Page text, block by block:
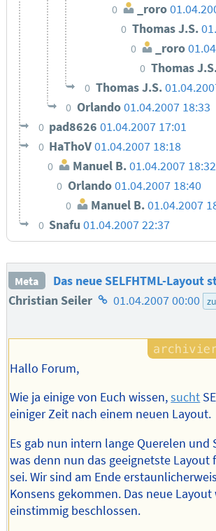
0 _roro
0 Thomas J.S.
0 _roro
0 Thomas
0 Thomas J.S.
0 Orlando01.04.2007 18:33
0 pad862601.04.2007 17:01
0 HaThoV01.04.2007 18:18
0 Manuel B. 01.04.2007 18:32
0 Orlando01.04.2007 18:40
0 Manuel B.01.04.2007
0 Snafu01.04.2007 22:37
Meta
Das neue SELFHTML-Layout
Christian Seiler Homepage
Autors
01.04.2007 00:00
Hallo Forum,
Wie ja einige von Euch wissen,sucht
einiger Zeit nach einem neuen Layout.
Es gab nun intern lange Querelen und
was denn nun das geeignetste Layout
sei. Wir sind am Ende
Konsens gekommen. Das neue
einstimmig beschlossen.